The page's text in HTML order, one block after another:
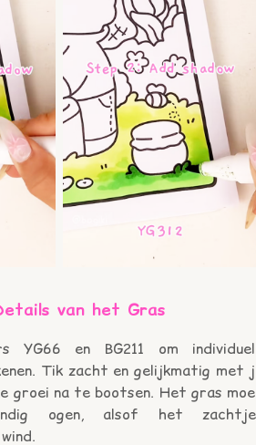
van het Gras
YG66 en BG211 om
Tik zacht en gelijkmatig met
groei na te bootsen. Het gras
ogen, alsof het